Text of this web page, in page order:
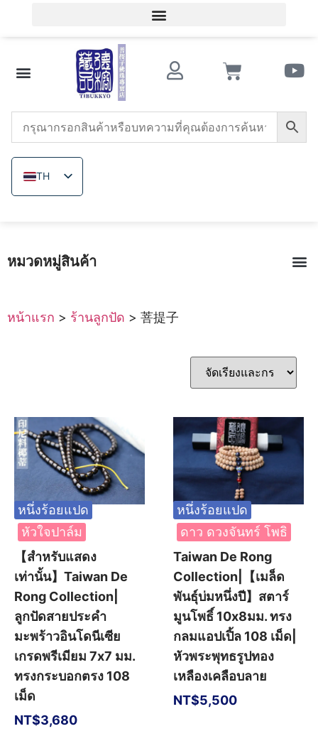
TH
ZH_TW
VI
หมวดหมู่สินค้า
หน้าแรก > ร้านลูกปัด > 菩提子
หนึ่งร้อยแปด
หัวใจปาล์ม
【สำหรับแสดง
เท่านั้น】Taiwan De
Rong Collection|
ลูกปัดสายประคำ
มะพร้าวอินโดนีเซีย
เกรดพรีเมียม 7x7 มม.
ทรงกระบอกตรง 108
เม็ด
NT$3,680
หนึ่งร้อยแปด
ดาว ดวงจันทร์ โพธิ
Taiwan De Rong
Collection|【เมล็ด
พันธุ์บ่มหนึ่งปี】สตาร์
มูนโพธิ์ 10x8มม. ทรง
กลมแอปเปิ้ล 108 เม็ด|
หัวพระพุทธรูปทอง
เหลืองเคลือบลาย
NT$5,500